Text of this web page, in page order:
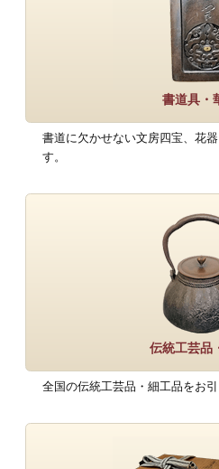
書道具・
書道に欠かせない文房四宝、花
す。
伝統工芸品
全国の伝統工芸品・細工品をお引